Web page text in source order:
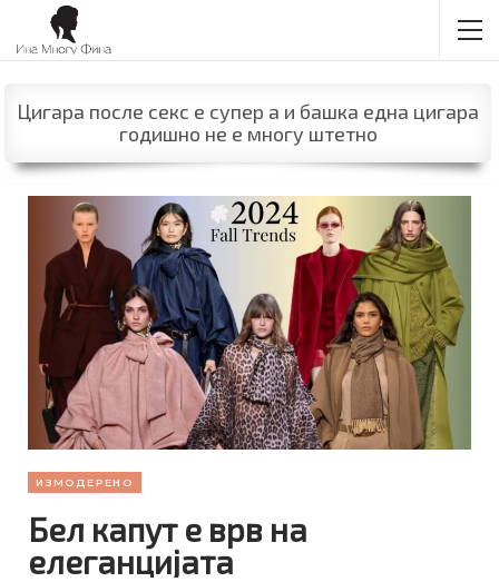
Цигара после секс е супер а и башка една цигара
годишно не е многу штетно
ИЗМОДЕРЕНО
Бел капут е врв на
елеганцијата